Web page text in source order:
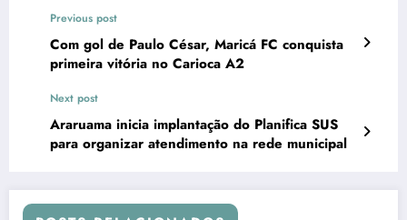
Previous post
Com gol de Paulo César, Maricá FC conquista
primeira vitória no Carioca A2
Next post
Araruama inicia implantação do Planifica SUS
para organizar atendimento na rede municipal